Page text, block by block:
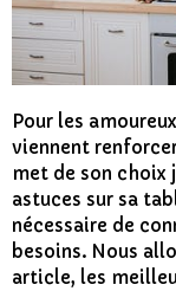
Pour les
viennent
met de son choix
astuces sur sa
nécessaire de
besoins. Nous
article, les